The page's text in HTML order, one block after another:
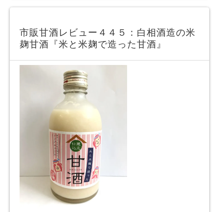
市販甘酒レビュー４４５：白相酒造の米
麹甘酒『米と米麹で造った甘酒』